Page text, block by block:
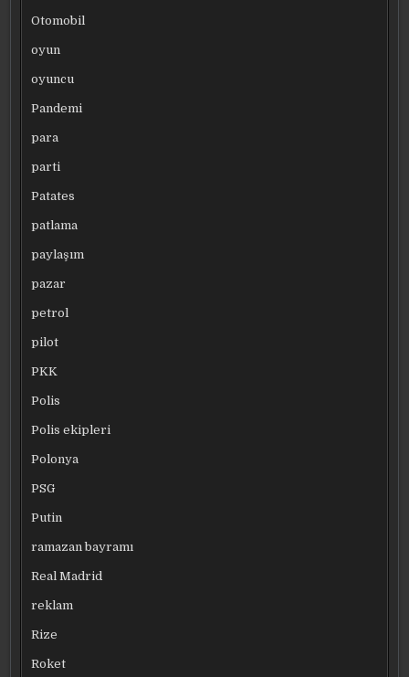
Otomobil
oyun
oyuncu
Pandemi
para
parti
Patates
patlama
paylaşım
pazar
petrol
pilot
PKK
Polis
Polis ekipleri
Polonya
PSG
Putin
ramazan bayramı
Real Madrid
reklam
Rize
Roket